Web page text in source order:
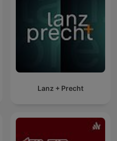
Lanz + Precht